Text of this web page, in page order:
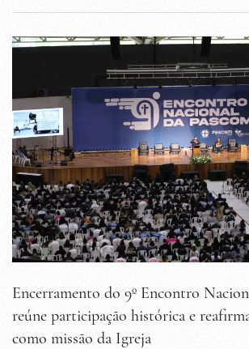
Encerramento do 9º Encontro
reúne participação histórica e
como missão da Igreja